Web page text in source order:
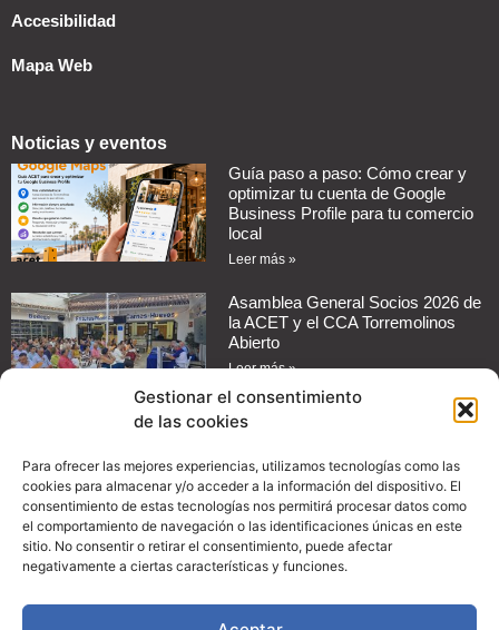
Gestionar el consentimiento
de las cookies
Para ofrecer las mejores experiencias, utilizamos tecnologías como las
cookies para almacenar y/o acceder a la información del dispositivo. El
consentimiento de estas tecnologías nos permitirá procesar datos como
el comportamiento de navegación o las identificaciones únicas en este
sitio. No consentir o retirar el consentimiento, puede afectar
negativamente a ciertas características y funciones.
Accesibilidad
Mapa Web
Noticias y eventos
Guía paso a paso: Cómo crear y
optimizar tu cuenta de Google
Business Profile para tu comercio
local
Leer más »
Asamblea General Socios 2026 de
la ACET y el CCA Torremolinos
Abierto
Leer más »
Cómo automatizar mensajes de
tu negocio
Leer más »
Guía práctica: Cómo configurar
promociones en Instagram para
comercio